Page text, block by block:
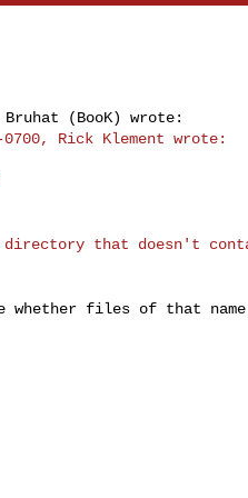
that doesn't
whether files of that name